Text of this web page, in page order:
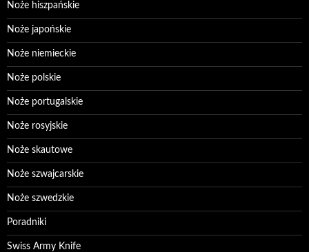
Noże hiszpańskie
Noże japońskie
Noże niemieckie
Noże polskie
Noże portugalskie
Noże rosyjskie
Noże skautowe
Noże szwajcarskie
Noże szwedzkie
Poradniki
Swiss Army Knife